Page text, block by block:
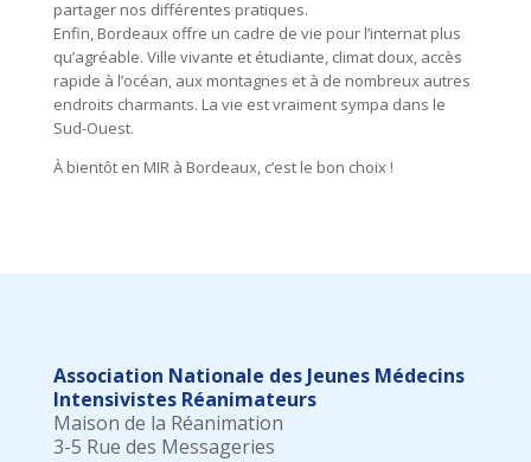
partager nos différentes pratiques.
Enfin, Bordeaux offre un cadre de vie pour l’internat plus
qu’agréable. Ville vivante et étudiante, climat doux, accès
rapide à l’océan, aux montagnes et à de nombreux autres
endroits charmants. La vie est vraiment sympa dans le
Sud-Ouest.
À bientôt en MIR à Bordeaux, c’est le bon choix !
Association Nationale des Jeunes Médecins
Intensivistes Réanimateurs
Maison de la Réanimation
3-5 Rue des Messageries